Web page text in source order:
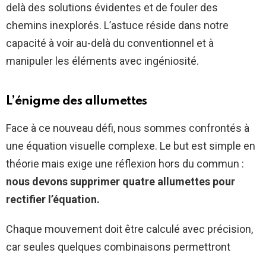
delà des solutions évidentes et de fouler des
chemins inexplorés. L’astuce réside dans notre
capacité à voir au-delà du conventionnel et à
manipuler les éléments avec ingéniosité.
L’énigme des allumettes
Face à ce nouveau défi, nous sommes confrontés à
une équation visuelle complexe. Le but est simple en
théorie mais exige une réflexion hors du commun :
nous devons supprimer quatre allumettes pour
rectifier l’équation.
Chaque mouvement doit être calculé avec précision,
car seules quelques combinaisons permettront